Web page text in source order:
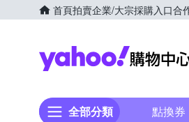
首頁拍賣企業/大宗採購入口合
全部分類 點換券